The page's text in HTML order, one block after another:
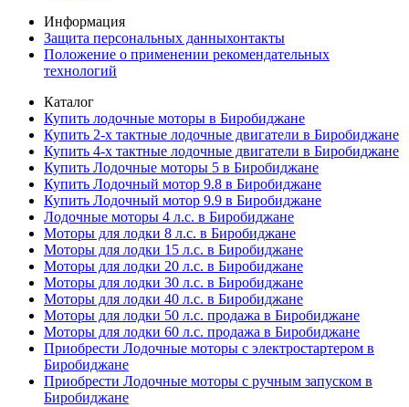
Информация
Защита персональных данныхонтакты
Положение о применении рекомендательных
технологий
Каталог
Купить лодочные моторы в Биробиджане
Купить 2-х тактные лодочные двигатели в Биробиджане
Купить 4-х тактные лодочные двигатели в Биробиджане
Купить Лодочные моторы 5 в Биробиджане
Купить Лодочный мотор 9.8 в Биробиджане
Купить Лодочный мотор 9.9 в Биробиджане
Лодочные моторы 4 л.с. в Биробиджане
Моторы для лодки 8 л.с. в Биробиджане
Моторы для лодки 15 л.с. в Биробиджане
Моторы для лодки 20 л.с. в Биробиджане
Моторы для лодки 30 л.с. в Биробиджане
Моторы для лодки 40 л.с. в Биробиджане
Моторы для лодки 50 л.с. продажа в Биробиджане
Моторы для лодки 60 л.с. продажа в Биробиджане
Приобрести Лодочные моторы с электростартером в
Биробиджане
Приобрести Лодочные моторы с ручным запуском в
Биробиджане